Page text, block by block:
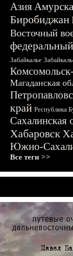
Азия
Биробиджан
Восточный
Забайкалье
Магаданская
край Республика
Сахалинская
Хабаровск
Южно-
Все теги >>